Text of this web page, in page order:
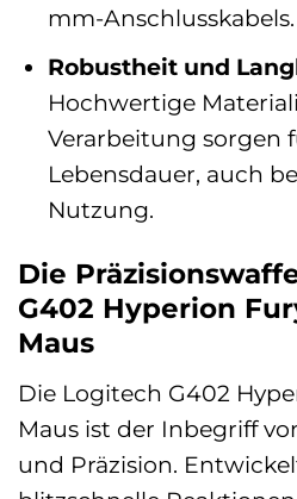
mm-Anschlusskabels.
Robustheit und
Hochwertige
Verarbeitung sorgen
Lebensdauer, auch
Nutzung.
Die
G402 Hyperion
Maus
Die Logitech G402
Maus ist der Inbegriff
und Präzision.